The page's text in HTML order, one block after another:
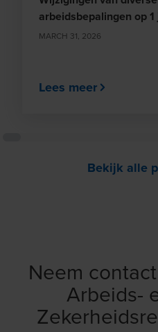
arbeidsbepalingen op
MARCH 31, 2026
Lees meer
Bekijk alle
Neem
Arbeids-